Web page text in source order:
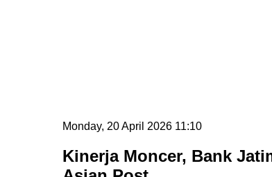
Monday, 20 April 2026 11:10
Kinerja Moncer, Bank